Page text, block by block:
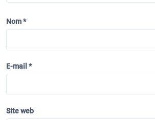
Nom*
E-mail *
Site web